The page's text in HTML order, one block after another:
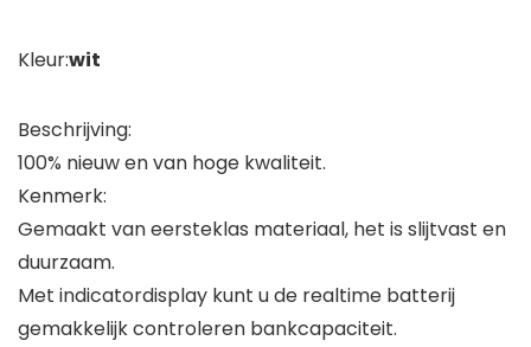
Kleur:wit
Beschrijving:
100% nieuw en van hoge kwaliteit.
Kenmerk:
Gemaakt van eersteklas materiaal, het is slijtvast en
duurzaam.
Met indicatordisplay kunt u de realtime batterij
gemakkelijk controleren bankcapaciteit.